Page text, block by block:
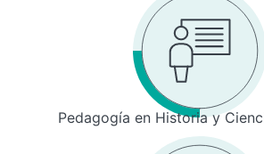
Pedagogía en Historia y